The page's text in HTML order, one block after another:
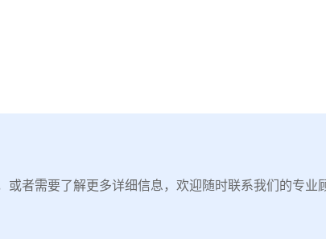
者需要了解更多详细信息，欢迎随时联系我们的专业